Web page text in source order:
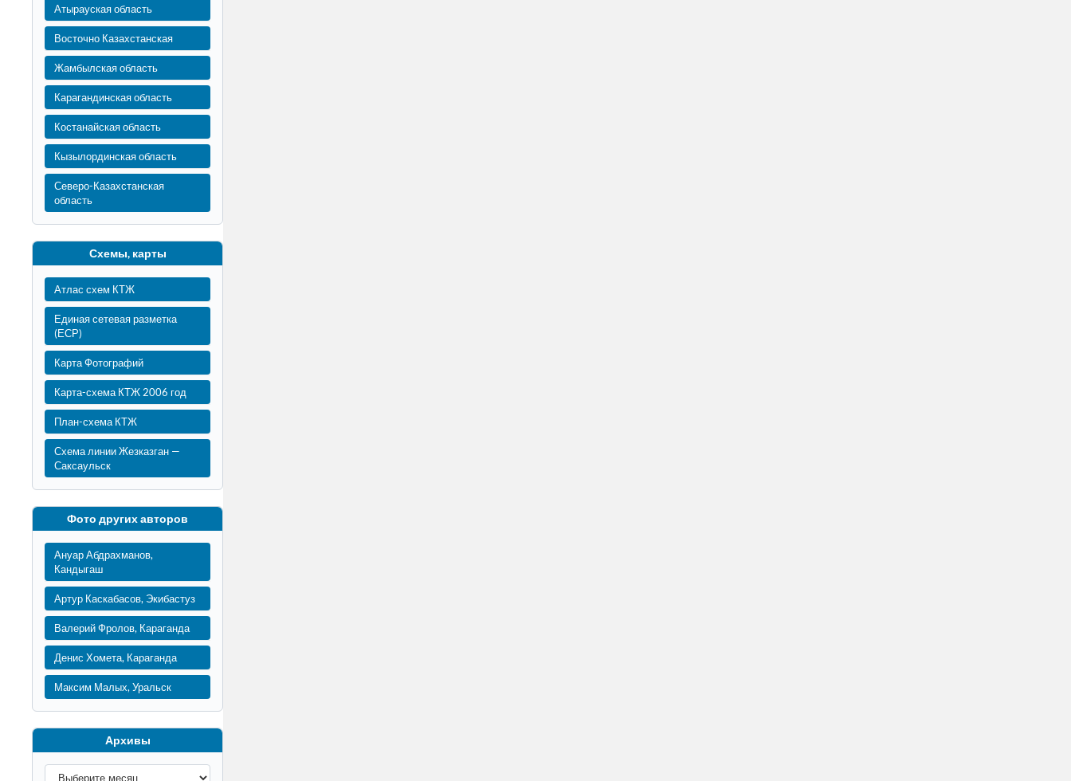
Атырауская область
Восточно Казахстанская
Жамбылская область
Карагандинская область
Костанайская область
Кызылординская область
Северо-Казахстанская
область
Схемы, карты
Атлас схем КТЖ
Единая сетевая разметка
(ЕСР)
Карта Фотографий
Карта-схема КТЖ 2006 год
План-схема КТЖ
Схема линии Жезказган —
Саксаульск
Фото других авторов
Ануар Абдрахманов,
Кандыгаш
Артур Каскабасов, Экибастуз
Валерий Фролов, Караганда
Денис Хомета, Караганда
Максим Малых, Уральск
Архивы